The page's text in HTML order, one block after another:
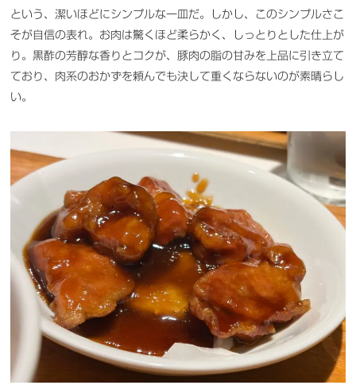
という、潔いほどにシンプルな一皿だ。しかし、このシンプルさこ
そが自信の表れ。お肉は驚くほど柔らかく、しっとりとした仕上が
り。黒酢の芳醇な香りとコクが、豚肉の脂の甘みを上品に引き立て
ており、肉系のおかずを頼んでも決して重くならないのが素晴らし
い。